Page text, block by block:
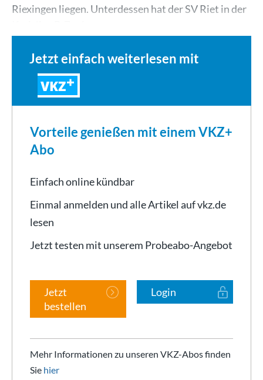
Riexingen liegen. Unterdessen hat der SV Riet in der
Jetzt einfach weiterlesen mit
VKZ
Vorteile genießen mit einem VKZ+
Abo
Einfach online kündbar
Einmal anmelden und alle Artikel auf vkz.de
lesen
Jetzt testen mit unserem Probeabo-Angebot
Jetzt
bestellen
Login
Mehr Informationen zu unseren VKZ-Abos finden
Sie hier